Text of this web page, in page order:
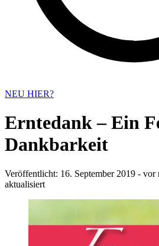
NEU HIER?
Erntedank – Ein
Dankbarkeit
Veröffentlicht: 16. September 2019 - vor
aktualisiert